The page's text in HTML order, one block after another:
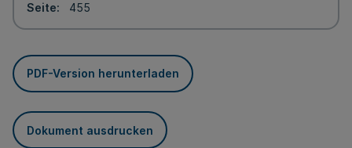
Seite
455
PDF-Version herunterladen
Dokument ausdrucken